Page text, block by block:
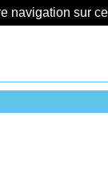
navigation sur